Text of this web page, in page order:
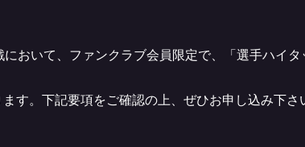
おいて、ファンクラブ会員限定で、「選手ハイ
す。下記要項をご確認の上、ぜひお申し込み下さ